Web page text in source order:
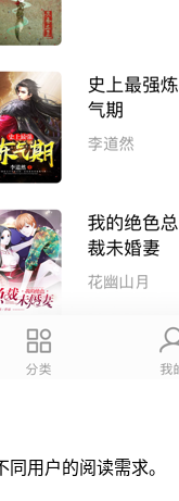
用户的阅读需求。